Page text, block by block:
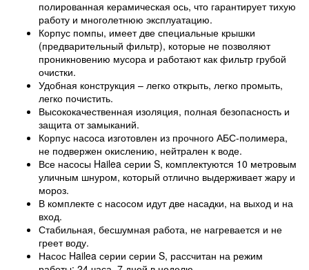
полированная керамическая ось, что гарантирует тихую
работу и многолетнюю эксплуатацию.
Корпус помпы, имеет две специальные крышки
(предварительный фильтр), которые не позволяют
проникновению мусора и работают как фильтр грубой
очистки.
Удобная конструкция – легко открыть, легко промыть,
легко почистить.
Высококачественная изоляция, полная безопасность и
защита от замыканий.
Корпус насоса изготовлен из прочного АБС-полимера,
не подвержен окислению, нейтрален к воде.
Все насосы Hailea серии S, комплектуются 10 метровым
уличным шнуром, который отлично выдерживает жару и
мороз.
В комплекте с насосом идут две насадки, на выход и на
вход.
Стабильная, бесшумная работа, не нагревается и не
греет воду.
Насос Hailea серии серии S, рассчитан на режим